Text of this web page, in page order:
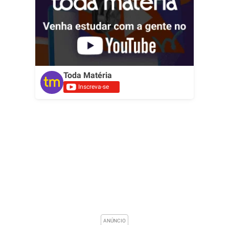
Toda Matéria
Inscreva-se